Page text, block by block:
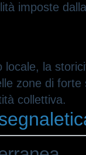
imposte
locale, la
zone di forte
collettiva.